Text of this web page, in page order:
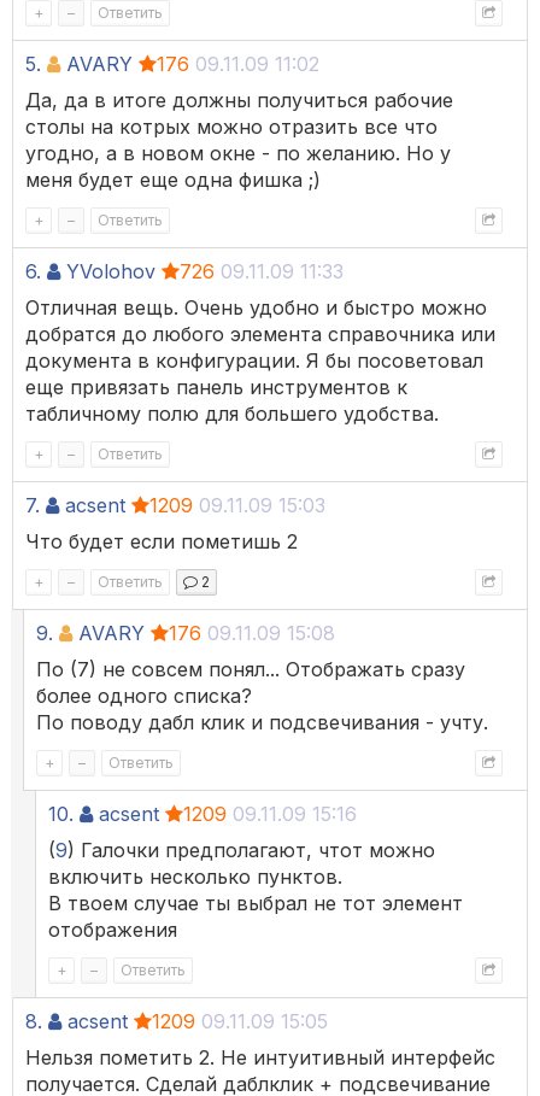
+ – Ответить
5. AVARY 176 09.11.09 11:02
Да, да в итоге должны получиться рабочие
столы на котрых можно отразить все что
угодно, а в новом окне - по желанию. Но у
меня будет еще одна фишка ;)
+ – Ответить
6. YVolohov 726 09.11.09 11:33
Отличная вещь. Очень удобно и быстро можно
добратся до любого элемента справочника или
документа в конфигурации. Я бы посоветовал
еще привязать панель инструментов к
табличному полю для большего удобства.
+ – Ответить
7. acsent 1209 09.11.09 15:03
Что будет если пометишь 2
+ – Ответить 2
9. AVARY 176 09.11.09 15:08
По (7) не совсем понял... Отображать сразу
более одного списка?
По поводу дабл клик и подсвечивания - учту.
+ – Ответить
10. acsent 1209 09.11.09 15:16
(9) Галочки предполагают, чтот можно
включить несколько пунктов.
В твоем случае ты выбрал не тот элемент
отображения
+ – Ответить
8. acsent 1209 09.11.09 15:05
Нельзя пометить 2. Не интуитивный интерфейс
получается. Сделай даблклик + подсвечивание